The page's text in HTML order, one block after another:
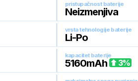
pristupačnost baterije
Neizmenjiva
vrsta tehnologije baterije
Li-Po
kapacitet baterije
5160mAh 3%